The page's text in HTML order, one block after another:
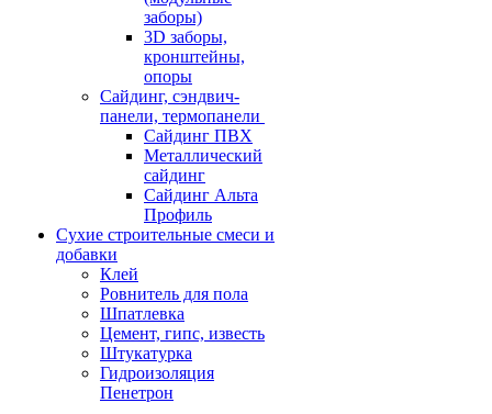
заборы)
3D заборы,
кронштейны,
опоры
Cайдинг, сэндвич-
панели, термопанели
Сайдинг ПВХ
Металлический
сайдинг
Сайдинг Альта
Профиль
Сухие строительные смеси и
добавки
Клей
Ровнитель для пола
Шпатлевка
Цемент, гипс, известь
Штукатурка
Гидроизоляция
Пенетрон